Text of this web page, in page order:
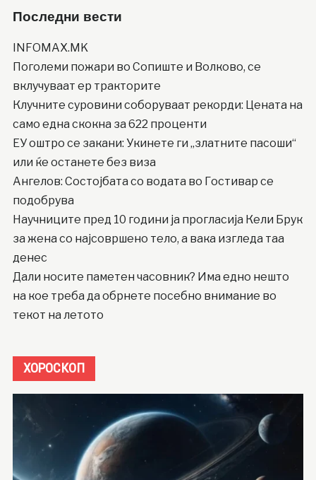
Последни вести
INFOMAX.MK
Поголеми пожари во Сопиште и Волково, се
вклучуваат ер тракторите
Клучните суровини соборуваат рекорди: Цената на
само една скокна за 622 проценти
ЕУ оштро се закани: Укинете ги „златните пасоши“
или ќе останете без виза
Ангелов: Состојбата со водата во Гостивар се
подобрува
Научниците пред 10 години ја прогласија Кели Брук
за жена со најсовршено тело, а вака изгледа таа
денес
Дали носите паметен часовник? Има едно нешто
на кое треба да обрнете посебно внимание во
текот на летото
ХОРОСКОП